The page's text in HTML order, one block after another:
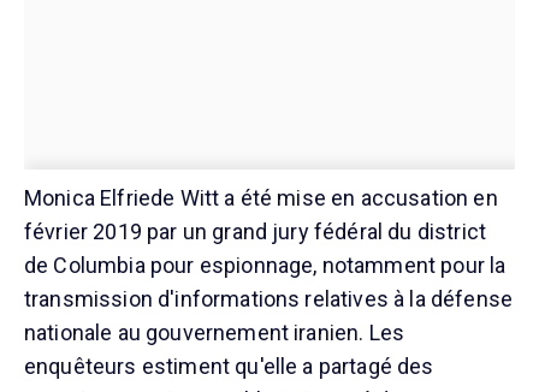
Monica Elfriede Witt a été mise en accusation en
février 2019 par un grand jury fédéral du district
de Columbia pour espionnage, notamment pour la
transmission d'informations relatives à la défense
nationale au gouvernement iranien. Les
enquêteurs estiment qu'elle a partagé des